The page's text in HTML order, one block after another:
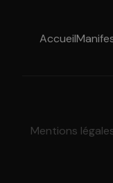
Accueil
Mentions